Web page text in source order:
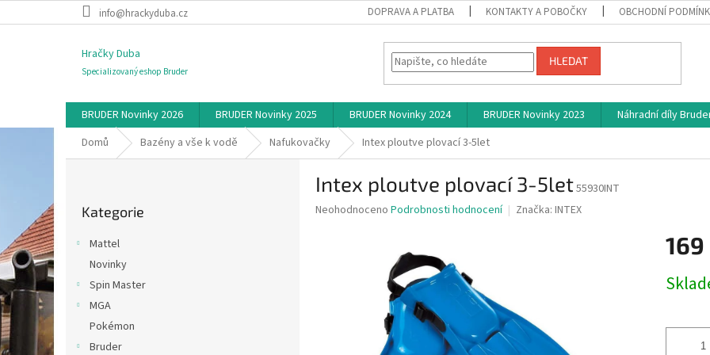
na
info@hrackyduba.cz DOPRAVA A PLATBA KONTAKTY A POBOČKY OBCHODNÍ
Hračky Duba
Specializovaný eshop Bruder
HLEDAT
BRUDER Novinky 2026 BRUDER Novinky 2025 BRUDER Novinky 2024 BRUDER Novinky 2023 Náhradní díly
Domů
Bazény a vše k vodě Nafukovačky Intex ploutve plovací 3-5let
kategorie
Kategorie
Mattel
Novinky
Spin Master
MGA
Pokémon
Bruder
Intex ploutve plovací 3-5let55930INT
Průměrné
Neohodnoceno Podrobnosti hodnocení Značka: INTEX
169
cena: